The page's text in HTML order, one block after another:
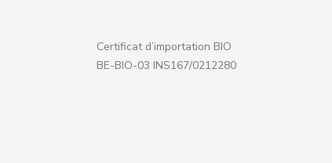
Certificat d’importation BIO
BE-BIO-03 INS167/0212280